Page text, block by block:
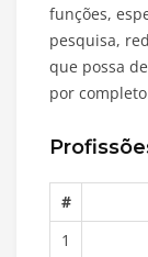
funções,
pesquisa,
que possa
por
#
1